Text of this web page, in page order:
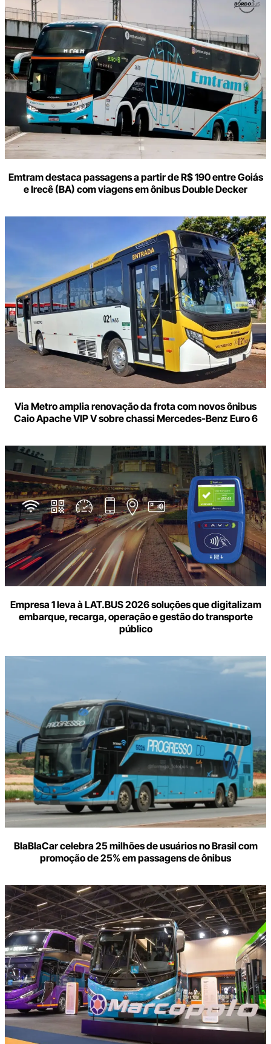
Emtram destaca passagens a partir de R$ 190 entre Goiás
e Irecê (BA) com viagens em ônibus Double Decker
Via Metro amplia renovação da frota com novos ônibus
Caio Apache VIP V sobre chassi Mercedes-Benz Euro 6
Empresa 1 leva à LAT.BUS 2026 soluções que digitalizam
embarque, recarga, operação e gestão do transporte
público
BlaBlaCar celebra 25 milhões de usuários no Brasil com
promoção de 25% em passagens de ônibus
aqui
o
seu
e-
mail